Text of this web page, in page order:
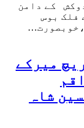
کے دامن
فلک بوس
میرکے
شاہ